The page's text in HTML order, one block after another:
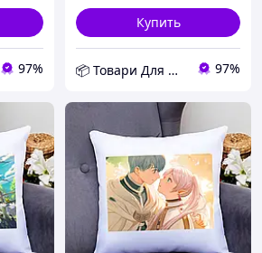
97%
Купить
📦 Товари Для Дому 97%